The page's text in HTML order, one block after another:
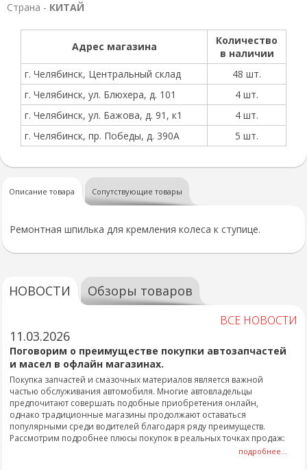
Страна - КИТАЙ
Адрес магазина
Количество
в наличии
г. Челябинск, Центральный склад
48 шт.
г. Челябинск, ул. Блюхера, д. 101
4 шт.
г. Челябинск, ул. Бажова, д. 91, к1
4 шт.
г. Челябинск, пр. Победы, д. 390А
5 шт.
Описание товара Сопутствующие товары
Ремонтная шпилька для кремления колеса к ступице.
НОВОСТИ Обзоры товаров
ВСЕ НОВОСТИ
11.03.2026
Поговорим о преимуществе покупки автозапчастей
и масел в офлайн магазинах.
Покупка запчастей и смазочных материалов является важной
частью обслуживания автомобиля. Многие автовладельцы
предпочитают совершать подобные приобретения онлайн,
однако традиционные магазины продолжают оставаться
популярными среди водителей благодаря ряду преимуществ.
Рассмотрим подробнее плюсы покупок в реальных точках продаж:
подробнее...